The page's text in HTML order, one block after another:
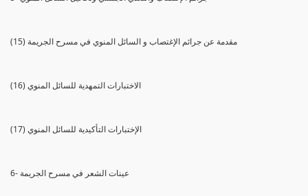
(15) مقدمة عن جرائم الإغتصاب و السائل المنوي في مسرح الجريمة
(16) الاختبارات التمهدية للسائل المنوي
(17) الإختبارات التأكيدية للسائل المنوي
6- عينات الشعر في مسرح الجريمة